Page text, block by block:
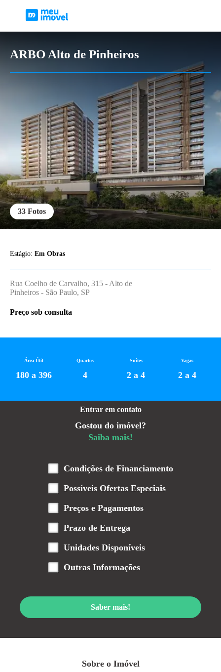
ARBO Alto de Pinheiros
33 Fotos
Sobre o Imóvel
Entrar em contato
Gostou do imóvel?
Saiba mais!
Condições de Financiamento
Possíveis Ofertas Especiais
Preços e Pagamentos
Prazo de Entrega
Unidades Disponíveis
Outras Informações
Saber mais!
Área Útil
180 a 396
Quartos
4
Suítes
2 a 4
Vagas
2 a 4
Estágio: Em Obras
Rua Coelho de Carvalho, 315 - Alto de
Pinheiros - São Paulo, SP
Preço sob consulta